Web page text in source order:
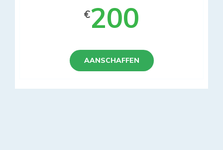
€200
AANSCHAFFEN